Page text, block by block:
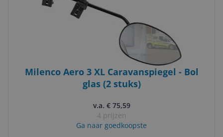
Milenco Aero 3 XL Caravanspiegel - Bol
glas (2 stuks)
v.a. € 75,59
4 prijzen
Ga naar goedkoopste